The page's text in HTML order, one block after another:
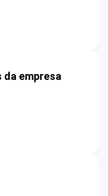
empresa